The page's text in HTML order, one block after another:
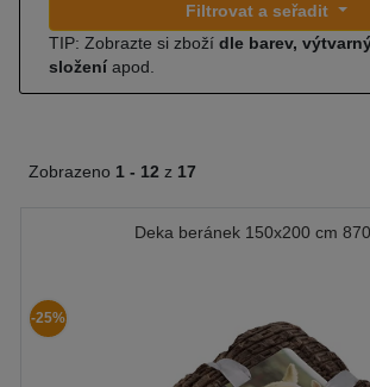
Filtrovat a seřadit
TIP: Zobrazte si zboží dle barev,
složení apod.
Zobrazeno 1 - 12 z 17
Deka beránek 150x200 cm
-25%